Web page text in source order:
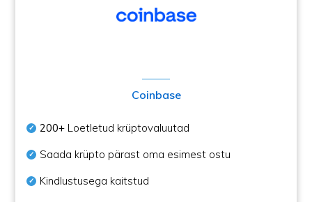
Coinbase
200+ Loetletud krüptovaluutad
Saada krüpto pärast oma esimest ostu
Kindlustusega kaitstud